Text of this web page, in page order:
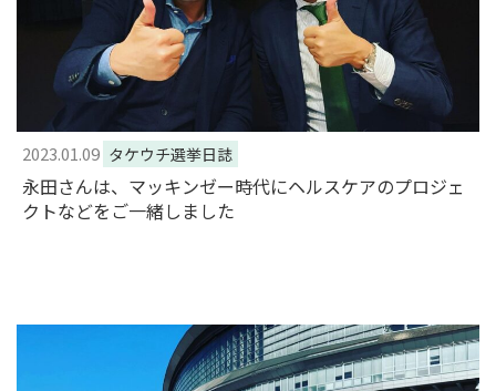
2023.01.09 タケウチ選挙日誌
永田さんは、マッキンゼー時代にヘルスケアのプロジェ
クトなどをご一緒しました